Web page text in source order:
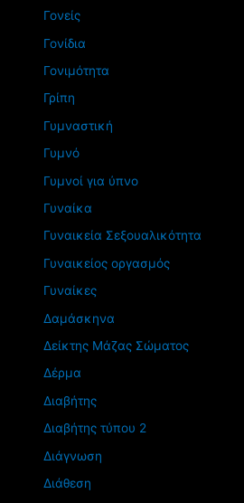
Γονείς
Γονίδια
Γονιμότητα
Γρίπη
Γυμναστική
Γυμνό
Γυμνοί για ύπνο
Γυναίκα
Γυναικεία Σεξουαλικότητα
Γυναικείος οργασμός
Γυναίκες
Δαμάσκηνα
Δείκτης Μάζας Σώματος
Δέρμα
Διαβήτης
Διαβήτης τύπου 2
Διάγνωση
Διάθεση